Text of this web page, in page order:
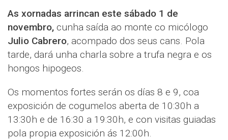
As xornadas arrincan este sábado 1 de
novembro, cunha saída ao monte co micólogo
Julio Cabrero, acompado dos seus cans. Pola
tarde, dará unha charla sobre a trufa negra e os
hongos hipogeos.
Os momentos fortes serán os días 8 e 9, coa
exposición de cogumelos aberta de 10:30h a
13:30h e de 16:30 a 19:30h, e con visitas guiadas
pola propia exposición ás 12:00h.